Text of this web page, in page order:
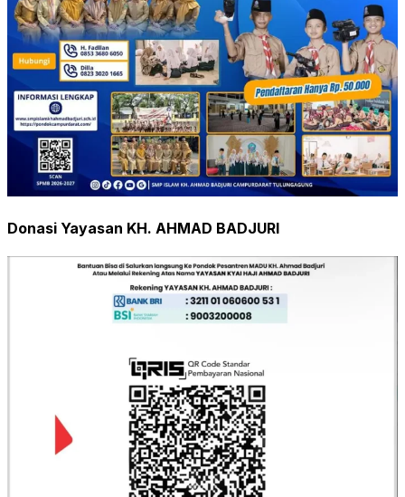
Donasi Yayasan KH. AHMAD BADJURI